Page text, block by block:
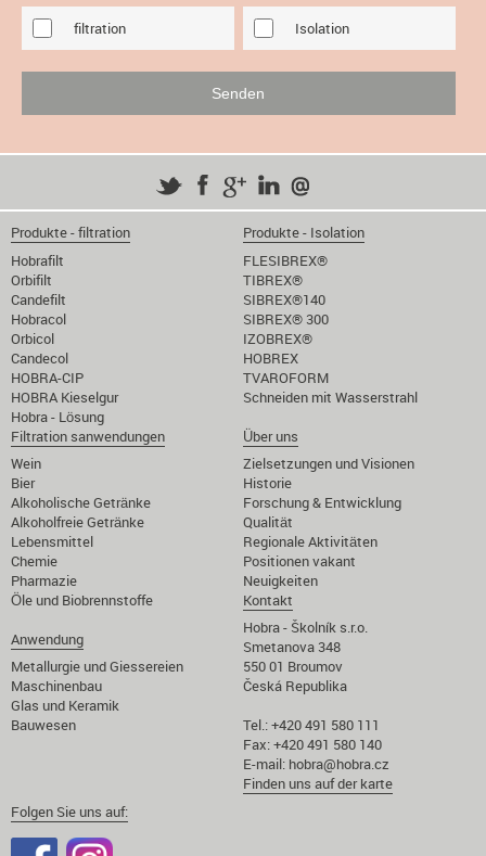
filtration Isolation
Produkte - filtration
Hobrafilt
Orbifilt
Candefilt
Hobracol
Orbicol
Candecol
HOBRA-CIP
HOBRA Kieselgur
Hobra - Lösung
Produkte - Isolation
FLESIBREX®
TIBREX®
SIBREX®140
SIBREX® 300
IZOBREX®
HOBREX
TVAROFORM
Schneiden mit Wasserstrahl
Filtration sanwendungen
Wein
Bier
Alkoholische Getränke
Alkoholfreie Getränke
Lebensmittel
Chemie
Pharmazie
Öle und Biobrennstoffe
Anwendung
Metallurgie und Giessereien
Maschinenbau
Glas und Keramik
Bauwesen
Über uns
Zielsetzungen und Visionen
Historie
Forschung & Entwicklung
Qualität
Regionale Aktivitäten
Positionen vakant
Neuigkeiten
Kontakt
Hobra - Školník s.r.o.
Smetanova 348
550 01 Broumov
Česká Republika
Tel.: +420 491 580 111
Fax: +420 491 580 140
E-mail: hobra@hobra.cz
Finden uns auf der karte
Folgen Sie uns auf: